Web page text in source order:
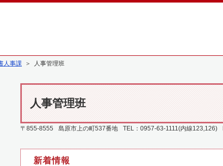
人事課 ＞ 人事管理班
人事管理班
〒855-8555 島原市上の町537番地 TEL：0957-63-1111(内線123,126)
新着情報